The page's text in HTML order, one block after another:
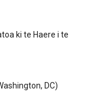
ki te Haere i te
DC)